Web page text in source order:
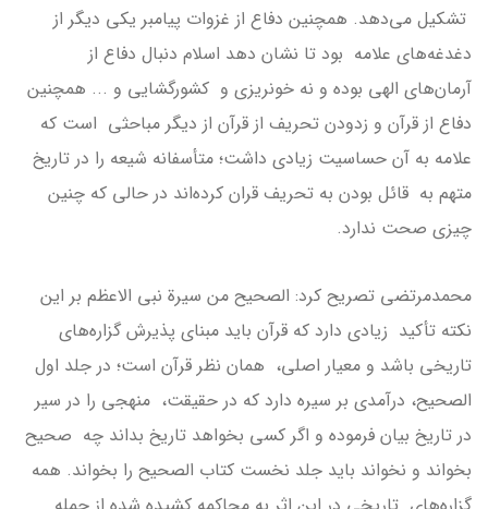
تشکیل می‌دهد. همچنین دفاع از غزوات پیامبر یکی دیگر از
دغدغه‌های علامه بود تا نشان دهد اسلام دنبال دفاع از
آرمان‌های الهی بوده و نه خونریزی و کشورگشایی و ... همچنین
دفاع از قرآن و زدودن تحریف از قرآن از دیگر مباحثی است که
علامه به آن حساسیت زیادی داشت؛ متأسفانه شیعه را در تاریخ
متهم به قائل بودن به تحریف قران کرده‌اند در حالی که چنین
چیزی صحت ندارد.
محمدمرتضی تصریح کرد: الصحیح من سیرة نبی الاعظم بر این
نکته تأکید زیادی دارد که قرآن باید مبنای پذیرش گزاره‌های
تاریخی باشد و معیار اصلی، همان نظر قرآن است؛ در جلد اول
الصحیح، درآمدی بر سیره دارد که در حقیقت، منهجی را در سیر
در تاریخ بیان فرموده و اگر کسی بخواهد تاریخ بداند چه صحیح
بخواند و نخواند باید جلد نخست کتاب الصحیح را بخواند. همه